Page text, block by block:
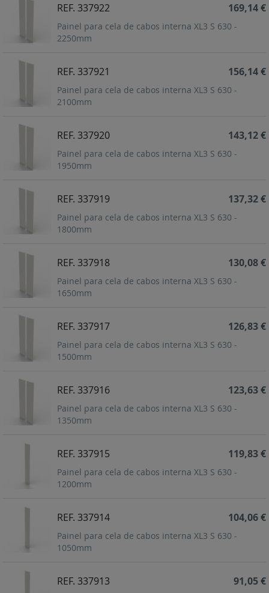
REF. 337922
Painel para cela de cabos interna XL3 S 630 -
2250mm
169,14 €
REF. 337921
Painel para cela de cabos interna XL3 S 630 -
2100mm
156,14 €
REF. 337920
Painel para cela de cabos interna XL3 S 630 -
1950mm
143,12 €
REF. 337919
Painel para cela de cabos interna XL3 S 630 -
1800mm
137,32 €
REF. 337918
Painel para cela de cabos interna XL3 S 630 -
1650mm
130,08 €
REF. 337917
Painel para cela de cabos interna XL3 S 630 -
1500mm
126,83 €
REF. 337916
Painel para cela de cabos interna XL3 S 630 -
1350mm
123,63 €
REF. 337915
Painel para cela de cabos interna XL3 S 630 -
1200mm
119,83 €
REF. 337914
Painel para cela de cabos interna XL3 S 630 -
1050mm
104,06 €
REF. 337913 91,05 €